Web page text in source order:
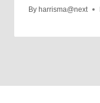
By harrisma@next